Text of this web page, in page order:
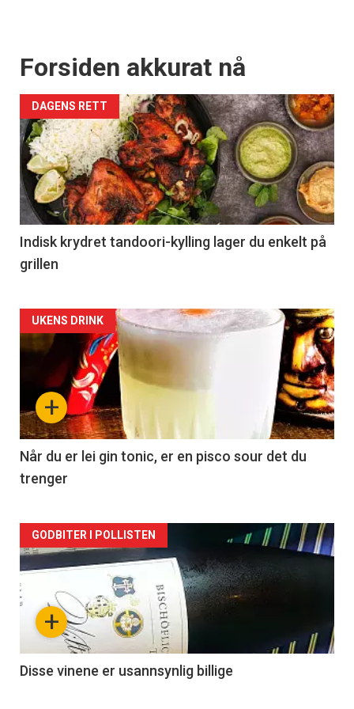
Forsiden akkurat nå
DAGENS RETT
Indisk krydret tandoori-kylling lager du enkelt på
grillen
Forsiden
akkurat
nå
-
2
+
UKENS DRINK
Når du er lei gin tonic, er en pisco sour det du
trenger
Forsiden
akkurat
nå
3
+
GODBITER I POLLISTEN
Disse vinene er usannsynlig billige